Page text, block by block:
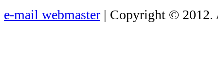
e-mail webmaster | Copyright © 2012.